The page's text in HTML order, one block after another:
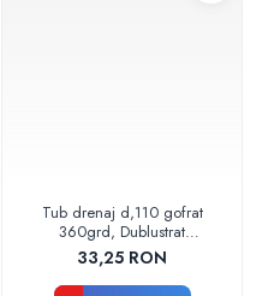
Tub drenaj d,110 gofrat
360grd, Dublustrat
verde/negru 110152 Drainkit
33,25 RON